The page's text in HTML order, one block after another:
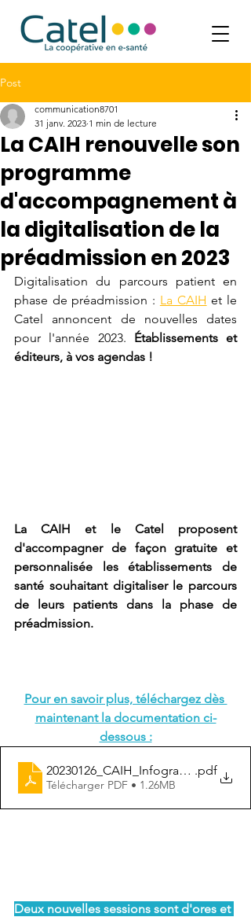
Post
La CAIH renouvelle son
programme
d'accompagnement à
la digitalisation de la
préadmission en 2023
communication8701
31 janv. 2023 1 min de lecture
Digitalisation du parcours patient en
phase de préadmission : La CAIH et le
Catel annoncent de nouvelles dates
pour l'année 2023. Établissements et
éditeurs, à vos agendas !
La CAIH et le Catel proposent
d'accompagner de façon gratuite et
personnalisée les établissements de
santé souhaitant digitaliser le parcours
de leurs patients dans la phase de
préadmission.
Pour en savoir plus, téléchargez dès
maintenant la documentation ci-
dessous :
.pdf
Télécharger PDF • 1.26MB
Deux nouvelles sessions sont d'ores et